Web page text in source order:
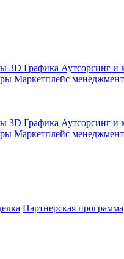
3D Графика Аутсорсинг и
Маркетплейс менеджмент
3D Графика Аутсорсинг и
Маркетплейс менеджмент
Партнерская программа